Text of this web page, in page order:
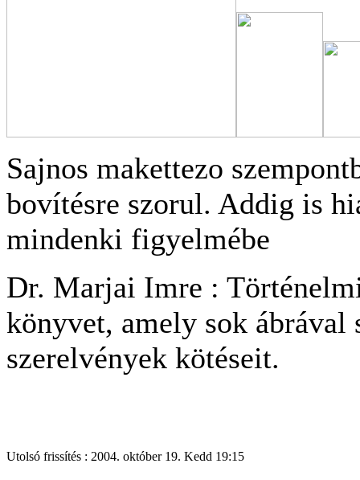
Sajnos makettezo
bovítésre szorul. Addig is
mindenki figyelmébe
Dr. Marjai Imre :
könyvet, amely sok ábrával
szerelvények kötéseit.
Utolsó frissítés : 2004. október 19. Kedd 19:15